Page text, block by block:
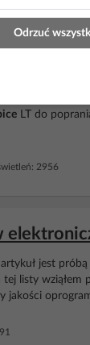
1769
LTspice?
LT do
2956
jest
listy wziąłem
jakości
Odrzuć